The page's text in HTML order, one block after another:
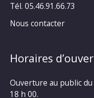
Tél. 05.46.91.66.73
Nous contacter
Horaires
Ouverture au public
18 h 00.